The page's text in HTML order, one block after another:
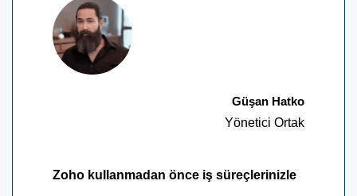
Güşan Hatko
Yönetici Ortak
Zoho kullanmadan önce iş süreçlerinizle